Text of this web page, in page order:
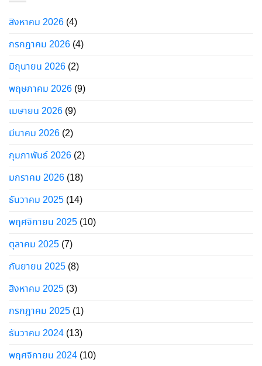
สิงหาคม 2026 (4)
กรกฎาคม 2026 (4)
มิถุนายน 2026 (2)
พฤษภาคม 2026 (9)
เมษายน 2026 (9)
มีนาคม 2026 (2)
กุมภาพันธ์ 2026 (2)
มกราคม 2026 (18)
ธันวาคม 2025 (14)
พฤศจิกายน 2025 (10)
ตุลาคม 2025 (7)
กันยายน 2025 (8)
สิงหาคม 2025 (3)
กรกฎาคม 2025 (1)
ธันวาคม 2024 (13)
พฤศจิกายน 2024 (10)